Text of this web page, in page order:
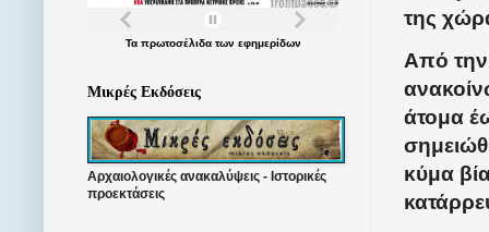
της
Από την
άτομα
κύμα
Τα πρωτοσέλιδατων εφημερίδων
Μικρές Εκδόσεις
Αρχαιολογικές ανακαλύψεις - Ιστορικές
προεκτάσεις